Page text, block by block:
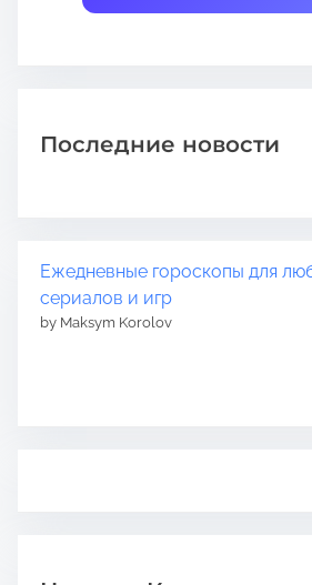
Последние новости
Ежедневные гороскопы для
сериалов и игр
by Maksym Korolov